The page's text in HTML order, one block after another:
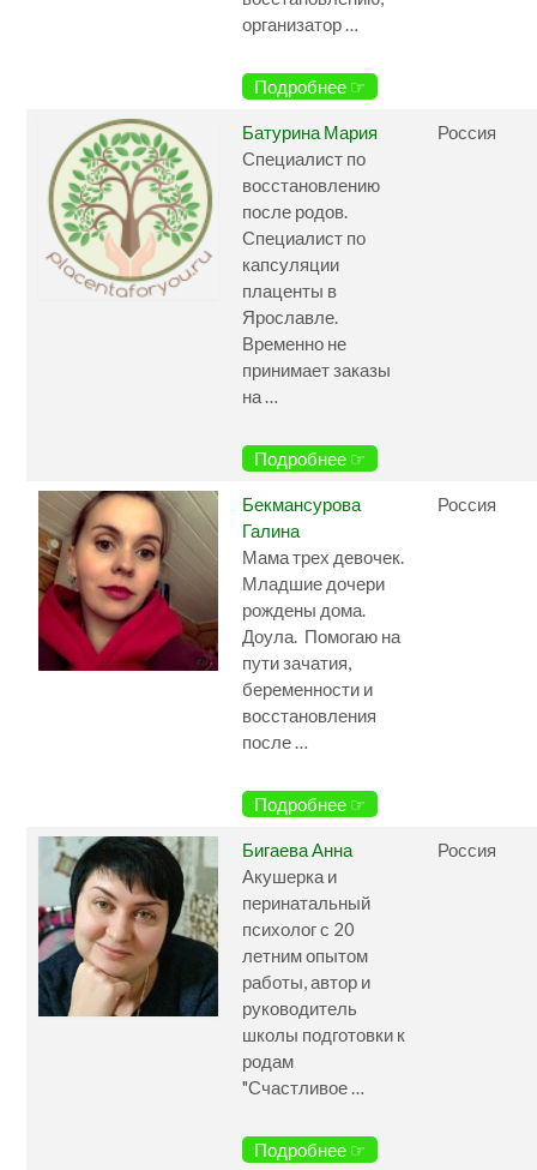
организатор …
Подробнее ☞
Батурина Мария
Специалист по
восстановлению
после родов.
Специалист по
капсуляции
плаценты в
Ярославле.
Временно не
принимает заказы
на …
Подробнее ☞
Россия
Бекмансурова
Галина
Мама трех девочек.
Младшие дочери
рождены дома.
Доула. Помогаю на
пути зачатия,
беременности и
восстановления
после …
Подробнее ☞
Россия
Бигаева Анна
Акушерка и
перинатальный
психолог с 20
летним опытом
работы, автор и
руководитель
школы подготовки к
родам
"Счастливое …
Подробнее ☞
Россия